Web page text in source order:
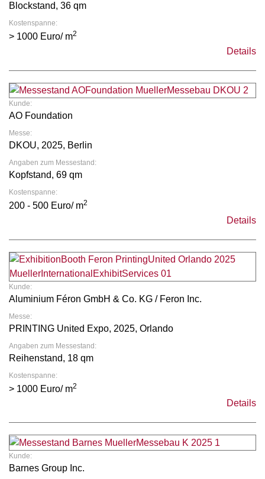
Blockstand, 36 qm
Kostenspanne:
> 1000 Euro/ m2
Details
Kunde:
AO Foundation
Messe:
DKOU, 2025, Berlin
Angaben zum Messestand:
Kopfstand, 69 qm
Kostenspanne:
200 - 500 Euro/ m2
Details
Kunde:
Aluminium Féron GmbH & Co. KG / Feron Inc.
Messe:
PRINTING United Expo, 2025, Orlando
Angaben zum Messestand:
Reihenstand, 18 qm
Kostenspanne:
> 1000 Euro/ m2
Details
Kunde:
Barnes Group Inc.